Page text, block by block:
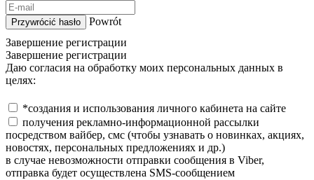
Przywrócić hasło
Powrót
Завершение регистрации
Завершение регистрации
Даю согласия на обработку моих персональных данных в
целях:
*создания и использования личного кабинета на сайте
получения рекламно-информационной рассылки
посредством вайбер, смс (чтобы узнавать о новинках, акциях,
новостях, персональных предложениях и др.)
в случае невозможности отправки сообщения в Viber,
отправка будет осуществлена SMS-сообщением